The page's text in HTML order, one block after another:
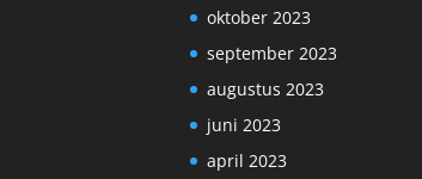
oktober 2023
september 2023
augustus 2023
juni 2023
april 2023